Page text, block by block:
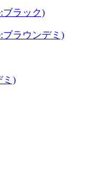
ブラック)
ブラウンデミ)
ミ)